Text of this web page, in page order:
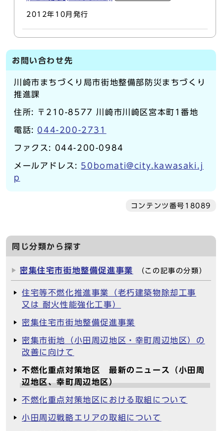
2012年10月発行
お問い合わせ先
川崎市まちづくり局市街地整備部防災まちづくり
推進課
住所: 〒210-8577 川崎市川崎区宮本町1番地
電話: 044-200-2731
ファクス: 044-200-0984
メールアドレス: 50bomati@city.kawasaki.j
p
コンテンツ番号18089
同じ分類から探す
密集住宅市街地整備促進事業 （この記事の分類）
住宅等不燃化推進事業（老朽建築物除却工事
又は 耐火性能強化工事）
密集住宅市街地整備促進事業
密集市街地（小田周辺地区・幸町周辺地区）の
改善に向けて
不燃化重点対策地区 最新のニュース（小田周
辺地区、幸町周辺地区）
不燃化重点対策地区における取組について
小田周辺戦略エリアの取組について